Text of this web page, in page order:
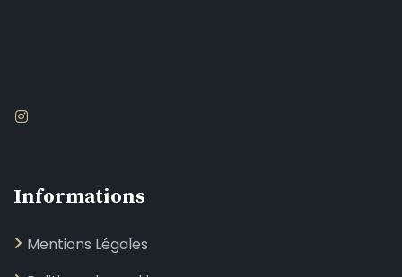
Informations
Mentions Légales